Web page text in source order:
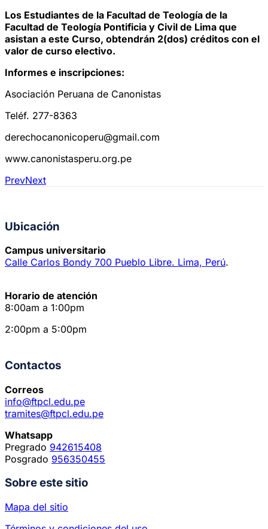
Los Estudiantes de la Facultad de Teología de la
Facultad de Teología Pontificia y Civil de Lima que
asistan a este Curso, obtendrán 2(dos) créditos con el
valor de curso electivo.
Informes e inscripciones:
Asociación Peruana de Canonistas
Teléf. 277-8363
derechocanonicoperu@gmail.com
www.canonistasperu.org.pe
PrevNext
Ubicación
Campus universitario
Calle Carlos Bondy 700 Pueblo Libre. Lima, Perú.
Horario de atención
8:00am a 1:00pm
2:00pm a 5:00pm
Contactos
Correos
info@ftpcl.edu.pe
tramites@ftpcl.edu.pe
Whatsapp
Pregrado 942615408
Posgrado 956350455
Sobre este sitio
Mapa del sitio